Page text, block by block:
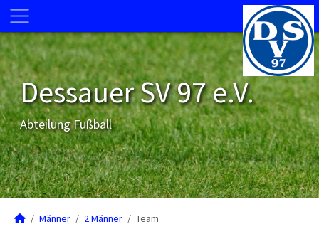
Dessauer SV 97 e.V.
Abteilung Fußball
Männer 2.Männer Team